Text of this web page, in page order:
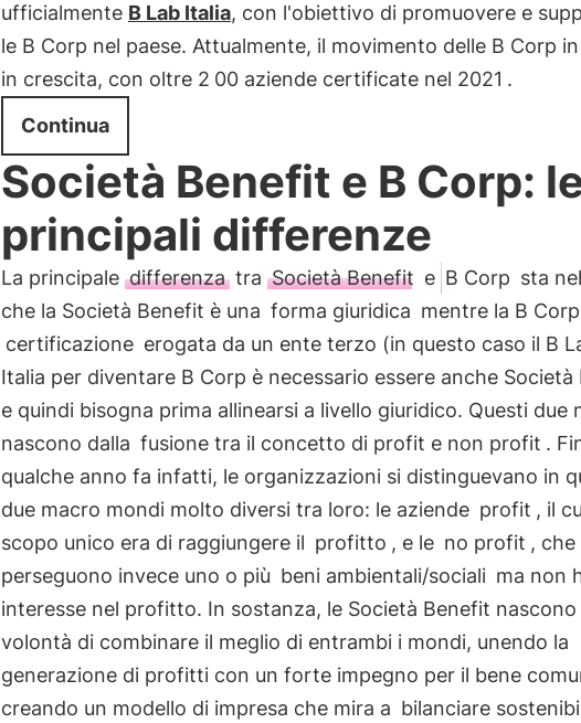
ufficialmente B Lab Italia, con l'obiettivo di promuovere e
le B Corp nel paese. Attualmente, il movimento delle B Corp
in crescita, con oltre 2 00 aziende certificate nel 2021 .
Continua
Società Benefit e B Corp:
principali differenze
La principale differenzatra Società Benefit e B Corp sta
che la Società Benefit è una forma giuridica mentre la B
certificazione erogata da un ente terzo (in questo caso il B
Italia per diventare B Corp è necessario essere anche Società
e quindi bisogna prima allinearsi a livello giuridico. Questi due
nascono dalla fusione tra il concetto di profit e non profit .
qualche anno fa infatti, le organizzazioni si distinguevano in
due macro mondi molto diversi tra loro: le aziende profit , il
scopo unico era di raggiungere il profitto , e le no profit , che
perseguono invece uno o più beni ambientali/sociali ma non
interesse nel profitto. In sostanza, le Società Benefit nascono
volontà di combinare il meglio di entrambi i mondi, unendo la
generazione di profitti con un forte impegno per il bene
creando un modello di impresa che mira a bilanciare